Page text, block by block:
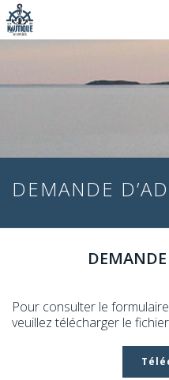
DEMANDE
Pour consulter le
veuillez télécharger le